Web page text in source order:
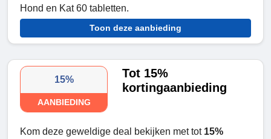
Hond en Kat 60 tabletten.
Toon deze aanbieding
15%
AANBIEDING
Tot 15%
kortingaanbieding
Kom deze geweldige deal bekijken met tot 15%